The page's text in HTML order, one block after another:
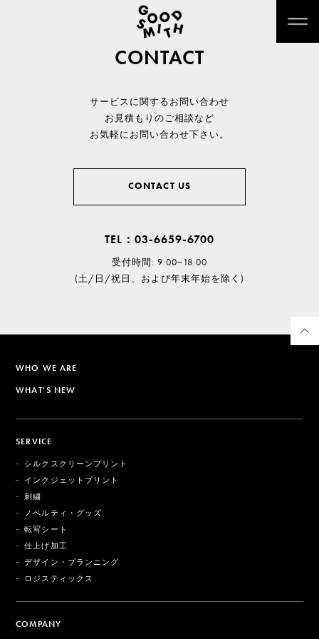
CONTACT
サービスに関するお問い合わせ
お見積もりのご相談など
お気軽にお問い合わせ下さい。
CONTACT US
TEL：03-6659-6700
受付時間: 9:00~18:00
(土/日/祝日、および年末年始を除く)
WHO WE ARE
WHAT'S NEW
SERVICE
シルクスクリーンプリント
インクジェットプリント
刺繍
ノベルティ・グッズ
転写シート
仕上げ加工
デザイン・プランニング
ロジスティックス
COMPANY